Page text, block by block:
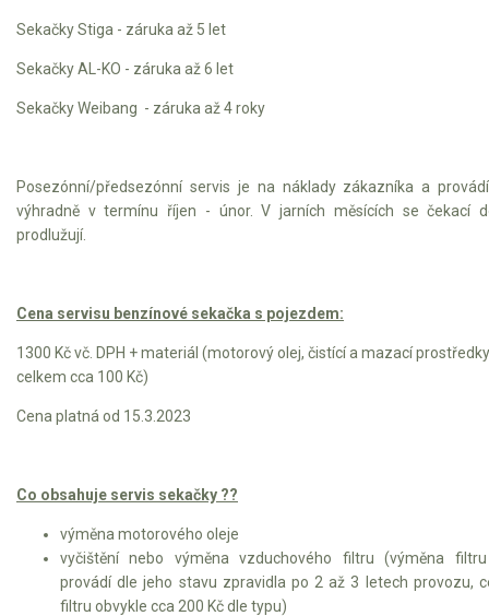
Sekačky Stiga - záruka až 5 let
Sekačky AL-KO - záruka až 6 let
Sekačky Weibang - záruka až 4 roky
Posezónní/předsezónní servis je na náklady zákazníka a
výhradně v termínu říjen - únor. V jarních měsících se čekací
prodlužují.
Cena servisu benzínové sekačka s pojezdem:
1300 Kč vč. DPH + materiál (motorový olej, čistící a mazací prostředky
celkem cca 100 Kč)
Cena platná od 15.3.2023
Co obsahuje servis sekačky ??
výměna motorového oleje
vyčištění nebo výměna vzduchového filtru (výměna
provádí dle jeho stavu zpravidla po 2 až 3 letech provozu,
filtru obvykle cca 200 Kč dle typu)